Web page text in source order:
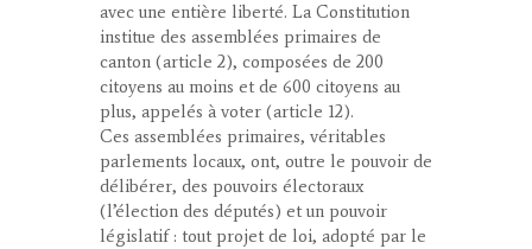
avec une entière liberté. La Constitution
institue des assemblées primaires de
canton (article 2), composées de 200
citoyens au moins et de 600 citoyens au
plus, appelés à voter (article 12).
Ces assemblées primaires, véritables
parlements locaux, ont, outre le pouvoir de
délibérer, des pouvoirs électoraux
(l’élection des députés) et un pouvoir
législatif : tout projet de loi, adopté par le